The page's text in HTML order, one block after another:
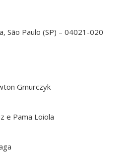
São Paulo (SP) – 04021-020
Gmurczyk
e Pama Loiola